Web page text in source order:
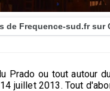
de Frequence-sud.fr sur
Prado ou tout autour
juillet 2013. Tout